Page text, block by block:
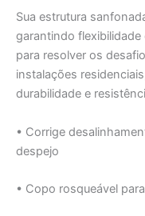
Sua estrutura
garantindo flexibilidade
para resolver os
instalações
durabilidade e
• Corrige
despejo
• Copo rosqueável